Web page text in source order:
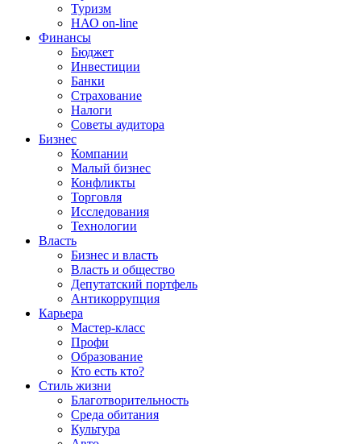
Туризм
НАО on-line
Финансы
Бюджет
Инвестиции
Банки
Страхование
Налоги
Советы аудитора
Бизнес
Компании
Малый бизнес
Конфликты
Торговля
Исследования
Технологии
Власть
Бизнес и власть
Власть и общество
Депутатский портфель
Антикоррупция
Карьера
Мастер-класс
Профи
Образование
Кто есть кто?
Стиль жизни
Благотворительность
Среда обитания
Культура